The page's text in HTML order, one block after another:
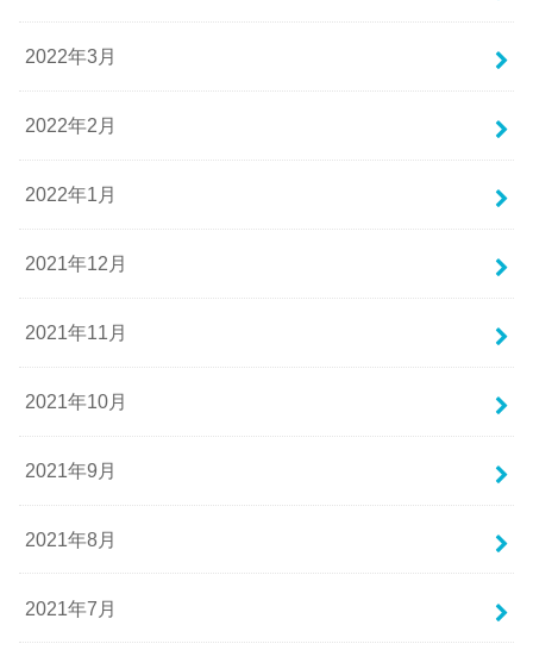
2022年3月
2022年2月
2022年1月
2021年12月
2021年11月
2021年10月
2021年9月
2021年8月
2021年7月